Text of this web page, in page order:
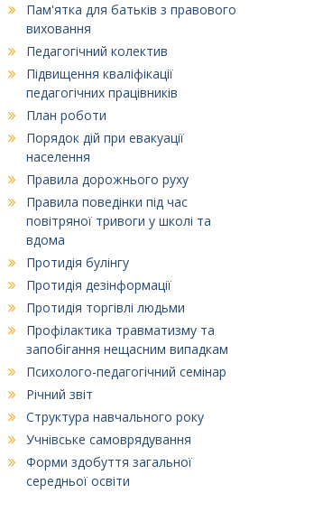
Пам'ятка для батьків з правового
виховання
Педагогічний колектив
Підвищення кваліфікації
педагогічних працівників
План роботи
Порядок дій при евакуації
населення
Правила дорожнього руху
Правила поведінки під час
повітряної тривоги у школі та
вдома
Протидія булінгу
Протидія дезінформації
Протидія торгівлі людьми
Профілактика травматизму та
запобігання нещасним випадкам
Психолого-педагогічний семінар
Річний звіт
Структура навчального року
Учнівське самоврядування
Форми здобуття загальної
середньої освіти